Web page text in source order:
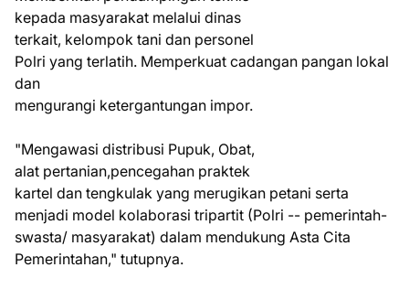
kepada masyarakat melalui dinas
terkait, kelompok tani dan personel
Polri yang terlatih. Memperkuat cadangan pangan lokal
dan
mengurangi ketergantungan impor.
"Mengawasi distribusi Pupuk, Obat,
alat pertanian,pencegahan praktek
kartel dan tengkulak yang merugikan petani serta
menjadi model kolaborasi tripartit (Polri -- pemerintah-
swasta/ masyarakat) dalam mendukung Asta Cita
Pemerintahan," tutupnya.